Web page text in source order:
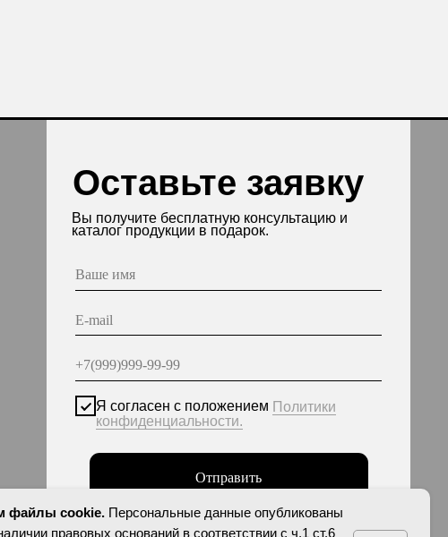
Отправить
в соответствии с ч.1 ст.6 и ст.10.1 152-ФЗ. Субъектами
запреты на обработку неограниченных кругом лиц
персональных данных.
файлы cookie. Персональные данные опубликованы
правовых оснований в соответствии с ч.1 ст.6